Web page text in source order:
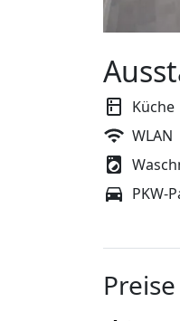
Küche
WLAN
PKW-
Preise